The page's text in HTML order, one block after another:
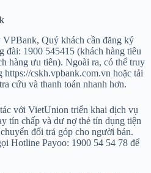
Quý khách cần đăng ký
đài: 1900 545415 (khách hàng tiêu
hàng ưu tiên). Ngoài ra, có thể truy
https://cskh.vpbank.com.vn hoặc tải
cứu và thanh toán nhanh hơn.
với VietUnion triển khai dịch vụ
tín chấp và dư nợ thẻ tín dụng tiện
đổi trả góp cho người bán.
Hotline Payoo: 1900 54 54 78 để